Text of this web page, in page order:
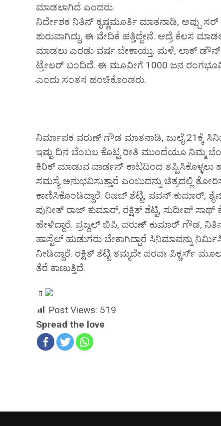
ಮಾಡಲಾಗಿದೆ ಎಂದರು.
ನಿರ್ದೇಶಕ ನಿತಿನ್ ಕೃಷ್ಣಮೂರ್ತಿ ಮಾತನಾಡಿ, ಅಪ್ಪು
ಶುರುವಾಗಿದ್ದು, ಈ ವೇದಿಕೆ ಹತ್ತಿದ್ದೇನೆ. ಆದ್ರೆ ಕೆಲಸ
ಮಾಡಲು ಎರಡು ವರ್ಷ ಬೇಕಾಯ್ತು. ಮಳೆ, ಲಾಕ್ ಡೌನ್
ಟ್ರೇಲರ್ ಬಂದಿದೆ. ಈ ಮೂವೀಗೆ 1000 ಜನ ರಂಗಭೂಮಿ
ಎಂದು ಸಂತಸ ಹಂಚಿಕೊಂಡರು.
ನಿರ್ಮಾಪಕ ವರುಣ್ ಗೌಡ ಮಾತನಾಡಿ, ಜುಲೈ 21ಕ್ಕೆ
ಇಷ್ಟು ದಿನ ಬೆಂಬಲ ಕೊಟ್ಟ ರೀತಿ ಮುಂದೆಯೂ ನಿಮ್ಮ
ಕಿರಿಕ್‌ ಮಾಡುವ ವಾರ್ಡನ್‌ ಕಾಟದಿಂದ ತಪ್ಪಿಸಿಕೊಳ್ಳಲು
ಸಮಸ್ಯೆ ಅನುಭವಿಸುತ್ತಾರೆ ಎಂಬುದನ್ನು ಚಿತ್ರದಲ್ಲಿ
ಕಾಣಿಸಿಕೊಂಡಿದ್ದಾರೆ. ರಿಷಬ್ ಶೆಟ್ಟಿ, ಪವನ್ ಕುಮಾರ್,
ಪುನೀತ್ ರಾಜ್ ಕುಮಾರ್, ರಕ್ಷಿತ್ ಶೆಟ್ಟಿ, ಸುದೀಪ್
ಹೇಳಿದ್ದಾರೆ. ಪ್ರಜ್ವಲ್ ಬಿಪಿ, ವರುಣ್ ಕುಮಾರ್ ಗೌಡ,
ಹಾಸ್ಟೆಲ್‌ ಹುಡುಗರು ಬೇಕಾಗಿದ್ದಾರೆ ಸಿನಿಮಾವನ್ನು
ನೀಡಿದ್ದಾರೆ. ರಕ್ಷಿತ್ ಶೆಟ್ಟಿ ತಮ್ಮದೇ ಪರವಃ ಪಿಕ್ಚರ್ಸ್
ತೆರೆ ಕಾಣುತ್ತಿದೆ.
Post Views: 519
Spread the love